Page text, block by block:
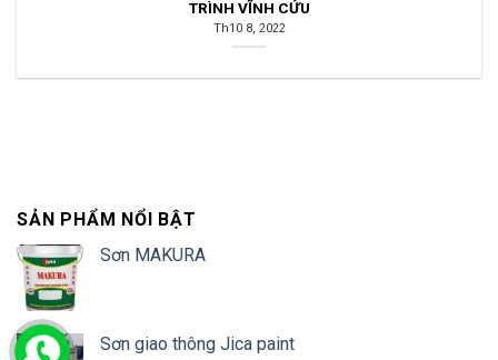
TRÌNH VĨNH CỬU
Th10 8, 2022
SẢN PHẨM NỔI BẬT
Sơn MAKURA
Sơn giao thông Jica paint